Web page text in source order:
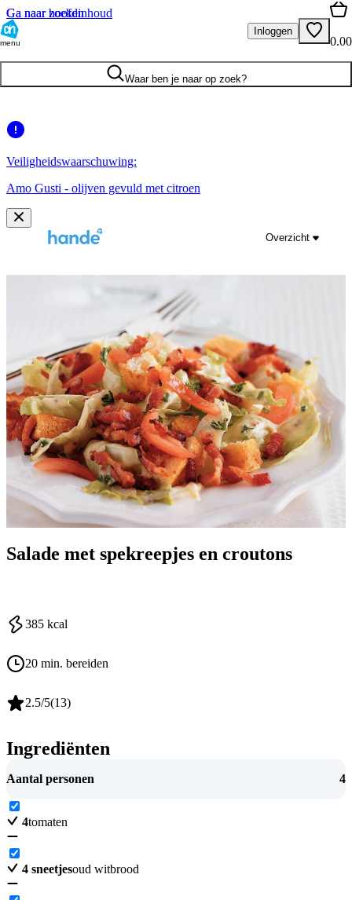
Ga naar hoofdinhoud
Ga naar zoeken
menu
Inloggen
0.00
Waar ben je naar op zoek?
Veiligheidswaarschuwing:
Amo Gusti - olijven gevuld met citroen
Overzicht
Salade met spekreepjes en croutons
385 kcal
20 min. bereiden
2.5/5(13)
Ingrediënten
Aantal personen 4
4tomaten
4 sneetjesoud witbrood